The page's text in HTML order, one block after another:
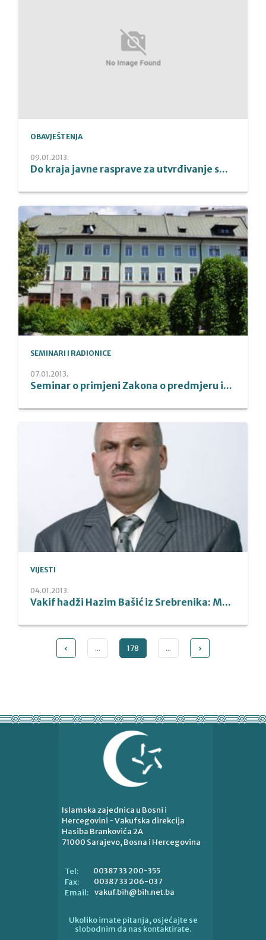
OBAVJEŠTENJA
09.01.2013.
Do kraja javne rasprave za utvrđivanje s...
SEMINARI I RADIONICE
07.01.2013.
Seminar o primjeni Zakona o predmjeru i...
VIJESTI
04.01.2013.
Vakif hadži Hazim Bašić iz Srebrenika: M...
‹ ... 178 ... ›
Islamska zajednica u Bosni i
Hercegovini - Vakufska direkcija
Hasiba Brankovića 2A
71000 Sarajevo, Bosna i Hercegovina
Tel:
00387 33 200-355
Fax:
00387 33 206-037
Email: vakuf.bih@bih.net.ba
Ukoliko imate pitanja, osjećajte se
slobodnim da nas kontaktirate.